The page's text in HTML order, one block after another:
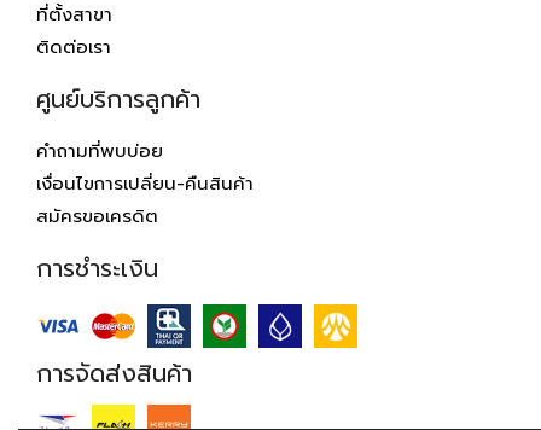
ที่ตั้งสาขา
ติดต่อเรา
ศูนย์บริการลูกค้า
คำถามที่พบบ่อย
เงื่อนไขการเปลี่ยน-คืนสินค้า
สมัครขอเครดิต
การชำระเงิน
การจัดส่งสินค้า